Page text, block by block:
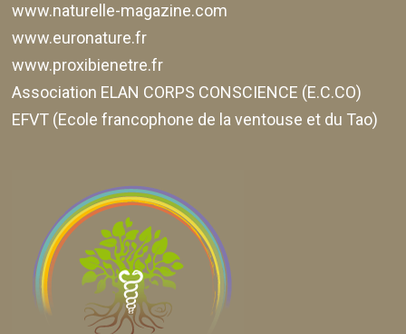
www.naturelle-magazine.com
www.euronature.fr
www.proxibienetre.fr
Association ELAN CORPS CONSCIENCE (E.C.CO)
EFVT (Ecole francophone de la ventouse et du Tao)